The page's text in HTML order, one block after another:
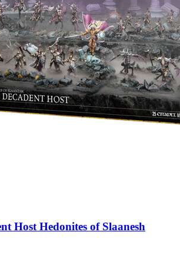
Host Hedonites of Slaanesh